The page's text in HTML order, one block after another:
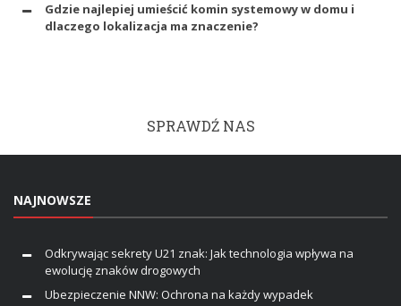
Gdzie najlepiej umieścić komin systemowy w domu i
dlaczego lokalizacja ma znaczenie?
SPRAWDŹ NAS
NAJNOWSZE
Odkrywając sekrety U21 znak: Jak technologia wpływa na
ewolucję znaków drogowych
Ubezpieczenie NNW: Ochrona na każdy wypadek